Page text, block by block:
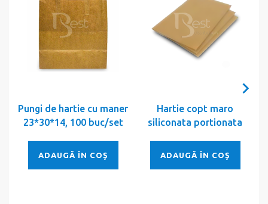
Pungi de hartie cu maner
23*30*14, 100 buc/set
ADAUGĂ ÎN COŞ
Hartie copt maro
siliconata portionata
ADAUGĂ ÎN COŞ